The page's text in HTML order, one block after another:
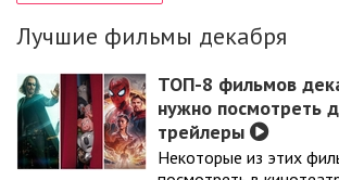
Лучшие фильмы декабря
ТОП-8 фильмов
нужно посмотреть
трейлеры
Некоторые из этих